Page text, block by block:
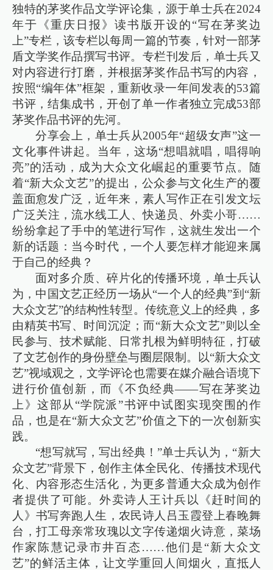
独特的茅奖作品文学评论集，源于单士兵在2024
年于《重庆日报》读书版开设的“写在茅奖边
上”专栏，该专栏以每周一篇的节奏，针对一部茅
盾文学奖作品撰写书评。专栏刊发后，单士兵又
对内容进行打磨，并根据茅奖作品书写的内容，
按照“编年体”框架，重新收录一年间发表的53篇
书评，结集成书，开创了单一作者独立完成53部
茅奖作品书评的先河。
分享会上，单士兵从2005年“超级女声”这一
文化事件讲起。当年，这场“想唱就唱，唱得响
亮”的活动，成为大众文化崛起的重要节点。随
着“新大众文艺”的提出，公众参与文化生产的覆
盖面愈发广泛，近年来，素人写作正在引发文坛
广泛关注，流水线工人、快递员、外卖小哥……
纷纷拿起了手中的笔进行写作，这就生发出一个
新的话题：当今时代，一个人要怎样才能迎来属
于自己的经典？
面对多介质、碎片化的传播环境，单士兵认
为，中国文艺正经历一场从“一个人的经典”到“新
大众文艺”的结构性转型。传统意义上的经典，多
由精英书写、时间沉淀；而“新大众文艺”则以全
民参与、技术赋能、日常扎根为鲜明特征，打破
了文艺创作的身份壁垒与圈层限制。以“新大众文
艺”视域观之，文学评论也需要在媒介融合语境下
进行价值创新，而《不负经典——写在茅奖边
上》这部从“学院派”书评中试图实现突围的作
品，也是在“新大众文艺”价值之下的一次创新实
践。
“想写就写，写出经典！”单士兵认为，“新大
众文艺”背景下，创作主体全民化、传播技术现代
化、内容形态生活化，为更多普通大众成为创作
者提供了可能。外卖诗人王计兵以《赶时间的
人》书写奔跑人生，农民诗人吕玉霞登上春晚舞
台，打工母亲常玫瑰以文字传递烟火诗意，菜场
作家陈慧记录市井百态……他们是“新大众文
艺”的鲜活主体，让文学重回人间烟火，直抵人